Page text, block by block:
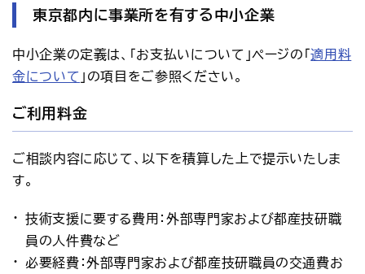
東京都内に事業所を有する中小企業
中小企業の定義は、「お支払いについて」ページの「適用料
金について 」の項目をご参照ください。
ご利用料金
ご相談内容に応じて、以下を積算した上で提示いたしま
す。
技術支援に要する費用：外部専門家および都産技研職
員の人件費など
必要経費：外部専門家および都産技研職員の交通費お